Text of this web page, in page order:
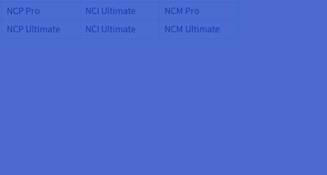
NCP Pro NCI Ultimate NCM Pro
NCP Ultimate NCI Ultimate NCM Ultimate